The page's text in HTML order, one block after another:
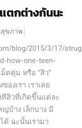
ตกต่างกันนะ
ขภาพ
blog/2015/3/17/
how-one-teen-
ดตุ่ม หรือ “สิว”
งเรา เราเคย
ทีสิวที่เกิดขึ้นแต่ละ
บ้าง เล็กบาง มี
ด้ ฉะนั้นเรามา